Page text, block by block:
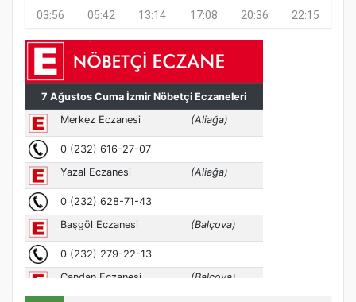
MÜFTÜ ABULSELAM ÖZDERE’YE ZİYARET
03:56
05:42 13:14 17:08 20:36 22:15